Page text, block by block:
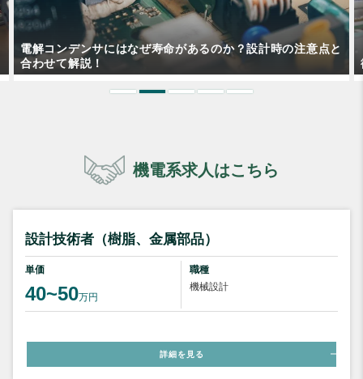
衛生管理者とはどんな資格？
機電系求人はこちら
設計技術者（樹脂、金属部品）
単価
40~50万円
職種
機械設計
詳細を見る